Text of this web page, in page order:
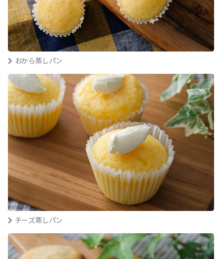
おから蒸しパン
チーズ蒸しパン